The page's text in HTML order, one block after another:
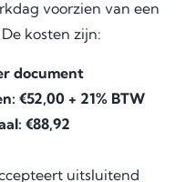
voorzien van een
kosten zijn:
document
€52,00 + 21% BTW
€88,92
uitsluitend